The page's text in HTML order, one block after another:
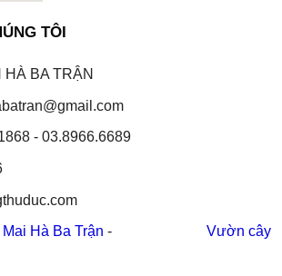
TÔI
HÀ BA TRẬN
- 03.8966.6689
Hà Ba Trận - Vườn cây